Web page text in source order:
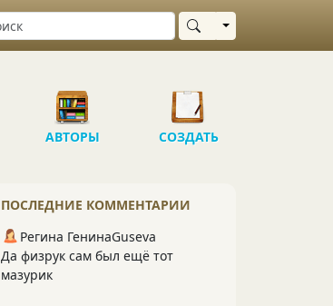
Выбрать область
АВТОРЫ СОЗДАТЬ
ПОСЛЕДНИЕ КОММЕНТАРИИ
Регина ГенинаGuseva
Да физрук сам был ещё тот
мазурик